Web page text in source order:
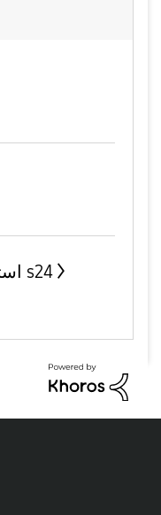
استفسار بخصوص سلسلة ال s24